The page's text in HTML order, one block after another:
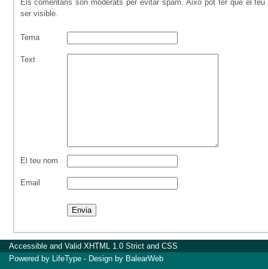
Els comentaris són moderats per evitar spam. Això pot fer que el
ser visible.
Tema
Text
El teu nom
Email
Accessible and Valid XHTML 1.0 Strict and CSS
Powered by LifeType - Design by BalearWeb